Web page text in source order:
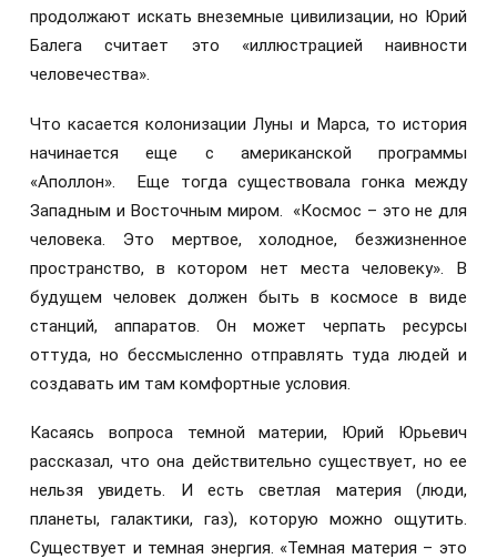
продолжают искать внеземные цивилизации, но Юрий
Балега считает это «иллюстрацией наивности
человечества».
Что касается колонизации Луны и Марса, то история
начинается еще с американской программы
«Аполлон». Еще тогда существовала гонка между
Западным и Восточным миром. «Космос – это не для
человека. Это мертвое, холодное, безжизненное
пространство, в котором нет места человеку». В
будущем человек должен быть в космосе в виде
станций, аппаратов. Он может черпать ресурсы
оттуда, но бессмысленно отправлять туда людей и
создавать им там комфортные условия.
Касаясь вопроса темной материи, Юрий Юрьевич
рассказал, что она действительно существует, но ее
нельзя увидеть. И есть светлая материя (люди,
планеты, галактики, газ), которую можно ощутить.
Существует и темная энергия. «Темная материя – это